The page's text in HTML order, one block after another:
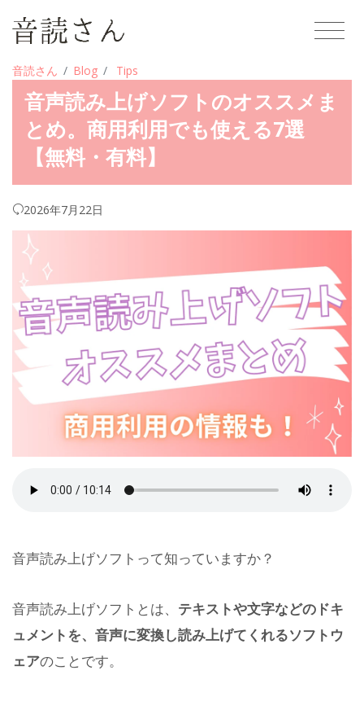
音読さん Blog Tips
音声読み上げソフトのオススメま
とめ。商用利用でも使える7選
【無料・有料】
2026年7月22日
音声読み上げソフトって知っていますか？
音声読み上げソフトとは、 テキストや文字などのドキ
ュメントを、音声に変換し読み上げてくれるソフトウ
ェアのことです。